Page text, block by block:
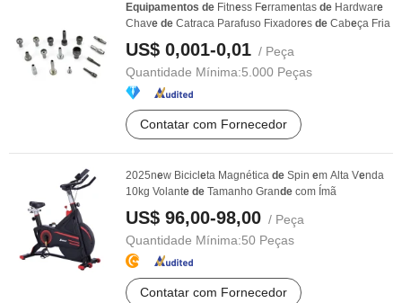
Equipamentos de Fitness Ferramentas de Hardware
Chave de Catraca Parafuso Fixadores de Cabeça Fria
US$ 0,001-0,01 / Peça
Quantidade Mínima:5.000 Peças
Contatar com Fornecedor
2025new Bicicl eta Magnética de Spin em Alta Venda
10kg Volante de Tamanho Grande com Ímã
US$ 96,00-98,00 / Peça
Quantidade Mínima:50 Peças
Contatar com Fornecedor